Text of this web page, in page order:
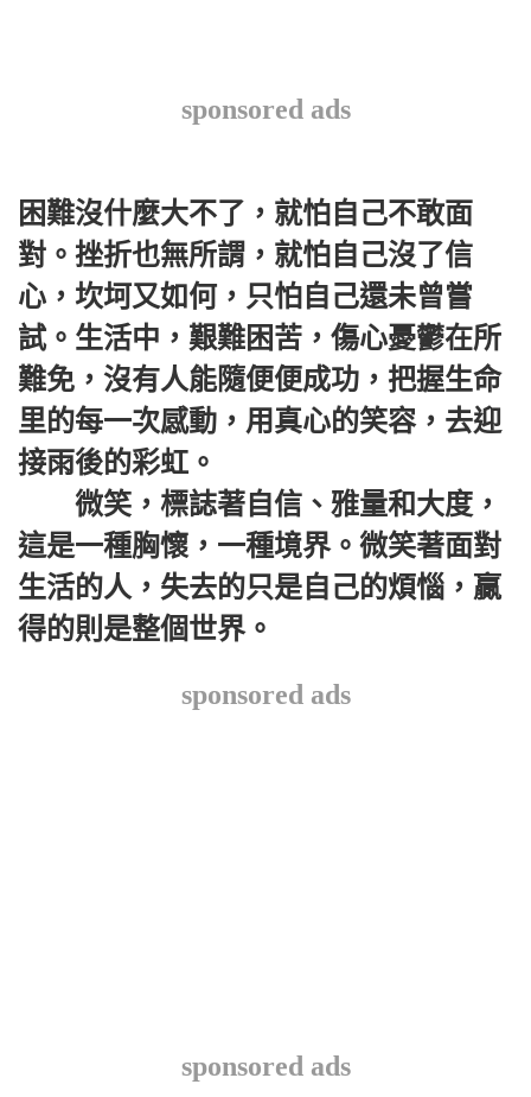
sponsored ads
困難沒什麼大不了，就怕自己不敢面
對。挫折也無所謂，就怕自己沒了信
心，坎坷又如何，只怕自己還未曾嘗
試。生活中，艱難困苦，傷心憂鬱在所
難免，沒有人能隨便便成功，把握生命
里的每一次感動，用真心的笑容，去迎
接雨後的彩虹。
微笑，標誌著自信、雅量和大度，
這是一種胸懷，一種境界。微笑著面對
生活的人，失去的只是自己的煩惱，贏
得的則是整個世界。
sponsored ads
sponsored ads